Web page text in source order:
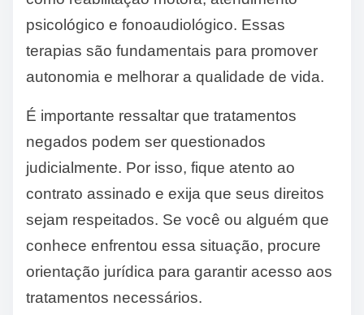
psicológico e fonoaudiológico. Essas
terapias são fundamentais para promover
autonomia e melhorar a qualidade de vida.
É importante ressaltar que tratamentos
negados podem ser questionados
judicialmente. Por isso, fique atento ao
contrato assinado e exija que seus direitos
sejam respeitados. Se você ou alguém que
conhece enfrentou essa situação, procure
orientação jurídica para garantir acesso aos
tratamentos necessários.